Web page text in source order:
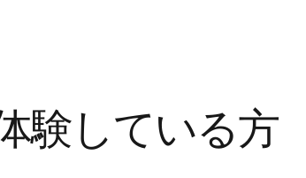
験している方